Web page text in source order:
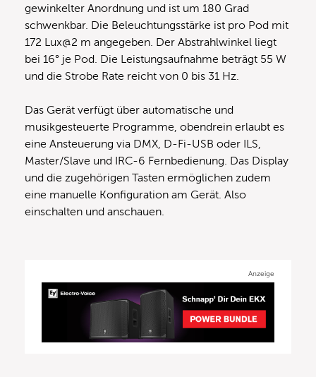
gewinkelter Anordnung und ist um 180 Grad
schwenkbar. Die Beleuchtungsstärke ist pro Pod mit
172 Lux@2 m angegeben. Der Abstrahlwinkel liegt
bei 16° je Pod. Die Leistungsaufnahme beträgt 55 W
und die Strobe Rate reicht von 0 bis 31 Hz.
Das Gerät verfügt über automatische und
musikgesteuerte Programme, obendrein erlaubt es
eine Ansteuerung via DMX, D-Fi-USB oder ILS,
Master/Slave und IRC-6 Fernbedienung. Das Display
und die zugehörigen Tasten ermöglichen zudem
eine manuelle Konfiguration am Gerät. Also
einschalten und anschauen.
Anzeige